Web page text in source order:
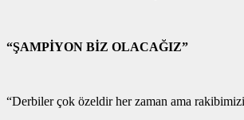
“ŞAMPİYON BİZ OLACAĞIZ”
“Derbiler çok özeldir her zaman ama